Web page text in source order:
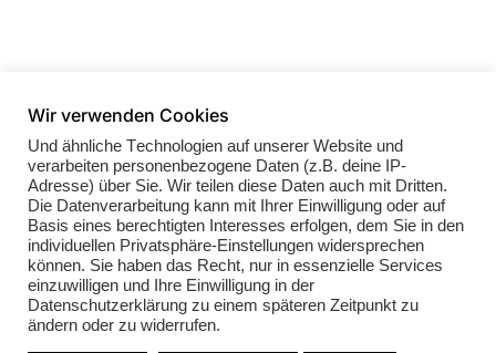
Wir verwenden Cookies
Und ähnliche Technologien auf unserer Website und
verarbeiten personenbezogene Daten (z.B. deine IP-
Adresse) über Sie. Wir teilen diese Daten auch mit Dritten.
Die Datenverarbeitung kann mit Ihrer Einwilligung oder auf
Basis eines berechtigten Interesses erfolgen, dem Sie in den
individuellen Privatsphäre-Einstellungen widersprechen
können. Sie haben das Recht, nur in essenzielle Services
einzuwilligen und Ihre Einwilligung in der
Datenschutzerklärung zu einem späteren Zeitpunkt zu
ändern oder zu widerrufen.